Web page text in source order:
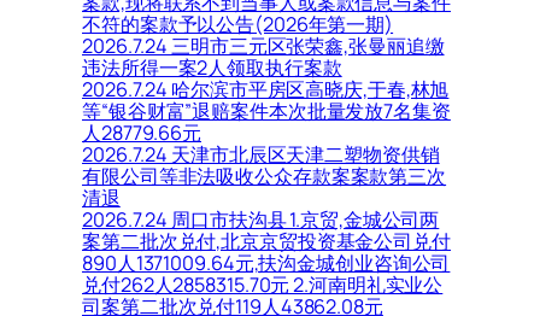
不符的案款予以公告(2026年第一期)
2026.7.24 三明市三元区张荣鑫,张曼丽追缴
违法所得一案2人领取执行案款
2026.7.24 哈尔滨市平房区高晓庆,于春,林旭
等“银谷财富”退赔案件本次批量发放7名集资
人28779.66元
2026.7.24 天津市北辰区天津二塑物资供销
有限公司等非法吸收公众存款案案款第三次
清退
2026.7.24 周口市扶沟县 1.京贸,金城公司两
案第二批次兑付,北京京贸投资基金公司兑付
890人1371009.64元,扶沟金城创业咨询公司
兑付262人2858315.70元 2.河南明礼实业公
司案第二批次兑付119人43862.08元